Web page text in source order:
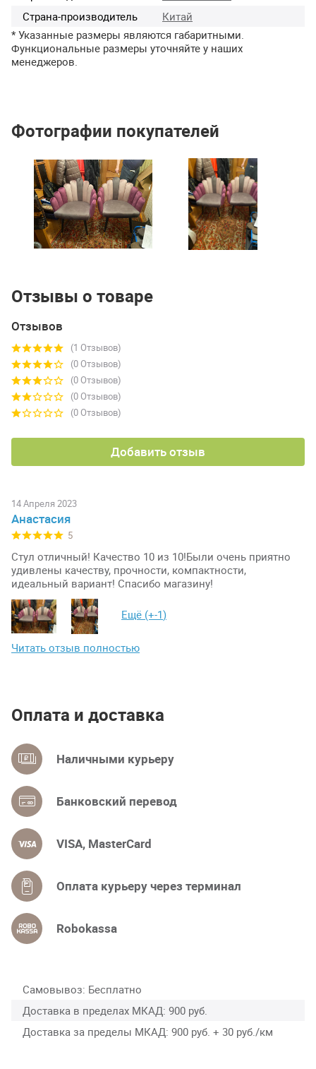
Страна-производитель
Китай
* Указанные размеры являются габаритными.
Функциональные размеры уточняйте у наших
менеджеров.
Фотографии покупателей
Отзывы о товаре
Отзывов
(1 Отзывов)
(0 Отзывов)
(0 Отзывов)
(0 Отзывов)
(0 Отзывов)
Добавить отзыв
14 Апреля 2023
Анастасия
5
Стул отличный! Качество 10 из 10!Были очень приятно
удивлены качеству, прочности, компактности,
идеальный вариант! Спасибо магазину!
Ещё (+-1)
Читать отзыв полностью
Оплата и доставка
Наличными курьеру
Банковский перевод
VISA, MasterCard
Оплата курьеру через терминал
Robokassa
Самовывоз Бесплатно
Доставка в пределах МКАД 900 руб.
Доставка за пределы МКАД 900 руб. + 30 руб./км